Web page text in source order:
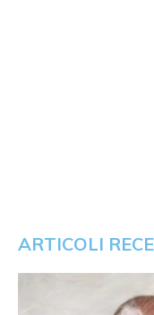
ARTICOLI